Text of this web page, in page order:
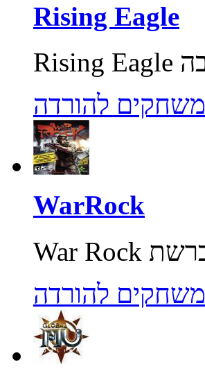
Rising Eagle
משחקים להורדה
WarRock
משחקים להורדה